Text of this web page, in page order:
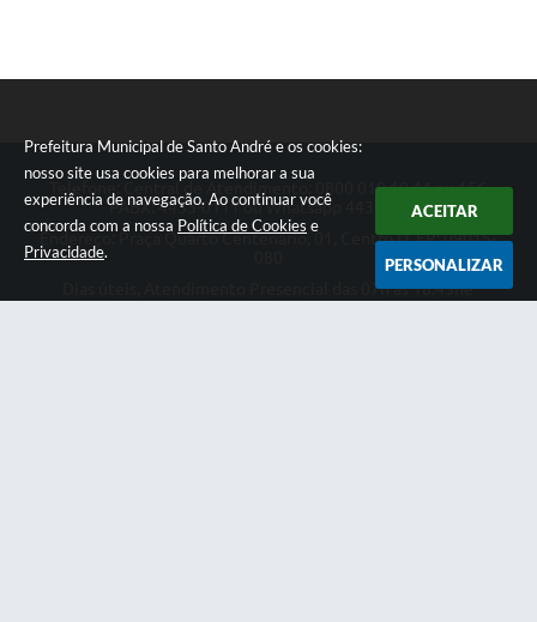
Prefeitura Municipal de Santo André e os cookies:
nosso site usa cookies para melhorar a sua
experiência de navegação. Ao continuar você
concorda com a nossa Política de Cookies e
Privacidade.
ACEITAR
PERSONALIZAR
Telefone: Central de Atendimento: 0800 019 19 44 ou 156
PABX: 4433-0111 ou Whatsapp 4433-0123
Endereço: Praça Quarto Centenário, 01, Centro | CEP: 09015-
Dias úteis, Atendimento Presencial das 07h as 18:45he